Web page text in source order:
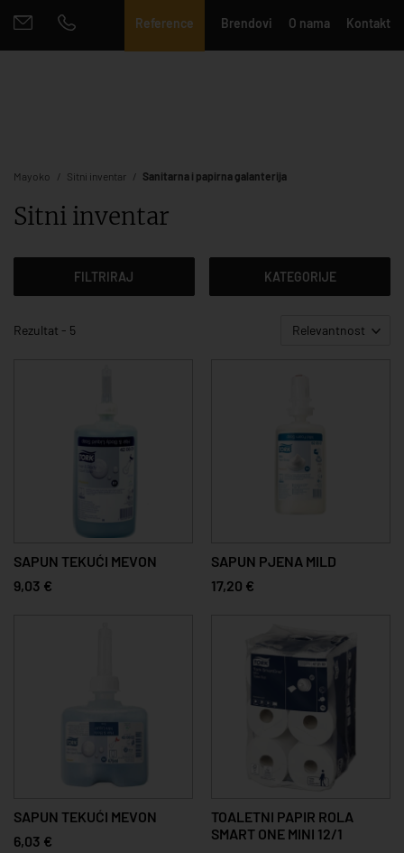
Reference Brendovi O nama Kontakt
Mayoko Sitni inventar Sanitarna i papirna galanterija
Sitni inventar
FILTRIRAJ KATEGORIJE
Rezultat - 5 Relevantnost
SAPUN TEKUĆI MEVON
9,03 €
SAPUN PJENA MILD
17,20 €
SAPUN TEKUĆI MEVON
6,03 €
TOALETNI PAPIR ROLA
SMART ONE MINI 12/1